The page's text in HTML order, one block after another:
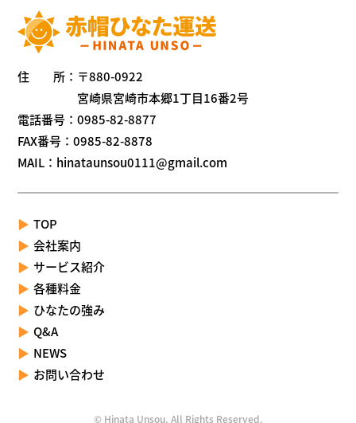
住 所：〒880-0922
宮崎県宮崎市本郷1丁目16番2号
電話番号：0985-82-8877
FAX番号：0985-82-8878
MAIL：hinataunsou0111@gmail.com
TOP
会社案内
サービス紹介
各種料金
ひなたの強み
Q&A
NEWS
お問い合わせ
© Hinata Unsou. All Rights Reserved.